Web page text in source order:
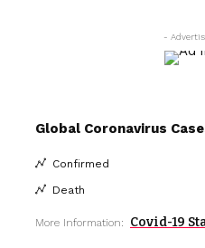
-
Global Coronavirus
Confirmed
Death
More Information: Covid-19